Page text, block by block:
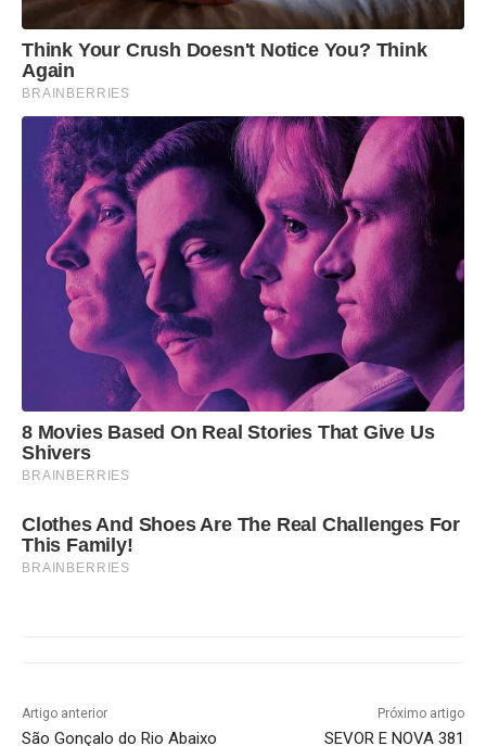
Think Your Crush Doesn't Notice You? Think
Again
BRAINBERRIES
8 Movies Based On Real Stories That Give Us
Shivers
BRAINBERRIES
Clothes And Shoes Are The Real Challenges For
This Family!
BRAINBERRIES
Artigo anterior
São Gonçalo do Rio Abaixo
Próximo artigo
SEVOR E NOVA 381